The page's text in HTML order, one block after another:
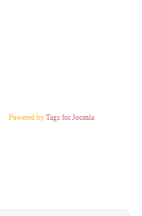
Powered by Tags for Joomla